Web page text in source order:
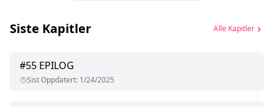
Siste Kapitler Alle Kapitler
#55 EPILOG
Sist Oppdatert: 1/24/2025